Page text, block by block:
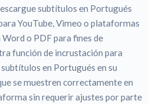
subtítulos en Portugués
YouTube, Vimeo o plataformas
o PDF para fines de
función de incrustación para
en Portugués en su
se muestren correctamente en
sin requerir ajustes por parte